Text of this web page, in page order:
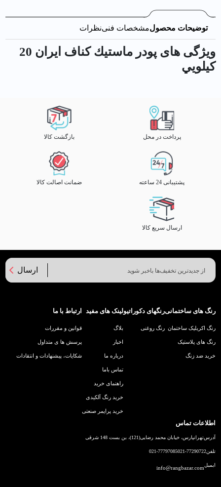
توضیحات محصولمشخصات فنینظرات
ویژگی های پودر ماستيك كناف ايران 20
كيلويي
پرداخت در محل بازگشت کالا
پشتیبانی 24 ساعته ضمانت اصالت کالا
ارسال سریع کالا
ارسال
رنگ های ساختمانی
رنگ اکریلیک ساختمان
رنگ های پلاستیک
خرید ضد زنگ
رنگهای دکوراتیو
رنگ روغنی
لینک های مفید
بلاگ
اخبار
درباره ما
تماس باما
راهنمای خرید
خرید رنگ آلکیدی
خرید پرایمر صنعتی
ارتباط با ما
قوانین و مقررات
پرسش ها ی متداول
شکایات، پیشنهادات و انتقادات
اطلاعات تماس
آدرستهرانپارس، خیابان محمد رضایی(121)، بن بست 148 شرقی
تلفن021-77290722
021-77797085
ایمیلinfo@rangbazar.com